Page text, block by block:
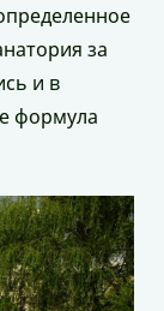
за
и в
формула